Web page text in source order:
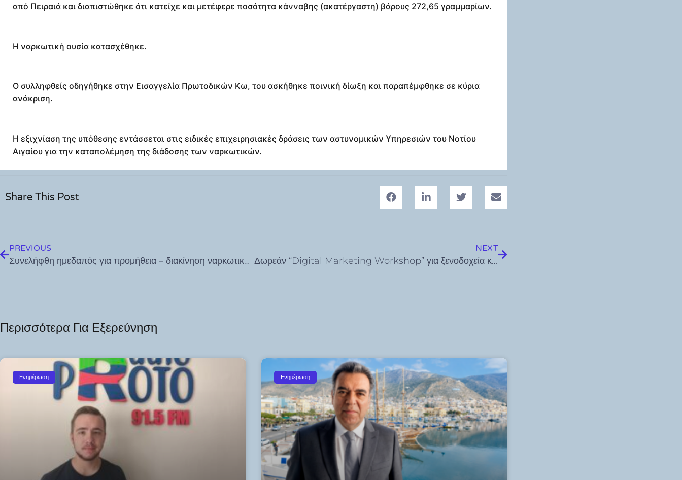
από Πειραιά και διαπιστώθηκε ότι κατείχε και μετέφερε ποσότητα κάνναβης (ακατέργαστη) βάρους 272,65 γραμμαρίων.
Η ναρκωτική ουσία κατασχέθηκε.
Ο συλληφθείς οδηγήθηκε στην Εισαγγελία Πρωτοδικών Κω, του ασκήθηκε ποινική δίωξη και παραπέμφθηκε σε κύρια
ανάκριση.
Η εξιχνίαση της υπόθεσης εντάσσεται στις ειδικές επιχειρησιακές δράσεις των αστυνομικών Υπηρεσιών του Νοτίου
Αιγαίου για την καταπολέμηση της διάδοσης των ναρκωτικών.
Share This Post
PREVIOUS
Συνελήφθη ημεδαπός για προμήθεια – διακίνηση ναρκωτικών στην Πάτμο Κατασχέθηκαν -35- γραμμάρια κοκαΐνης
NEXT
Δωρεάν “Digital Marketing Workshop” για ξενοδοχεία και επιχειρήσεις
Περισσότερα Για Εξερεύνηση
Ενημέρωση Ενημέρωση